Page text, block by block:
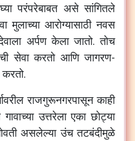
परंपरेबाबत असे सांगितले
मुलाच्या आरोग्यासाठी नवस
अर्पण केला जातो. तोच
सेवा करतो आणि जागरण-
राजगुरूनगरपासून काही
उत्तरेला एका छोट्या
असलेल्या उंच तटबंदीमुळे